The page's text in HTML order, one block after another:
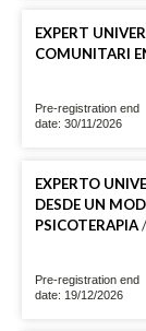
EXPERT
COMUNITARI
Pre-registration end
date: 30/11/2026
EXPERTO
DESDE UN
PSICOTERAPIA
Pre-registration end
date: 19/12/2026